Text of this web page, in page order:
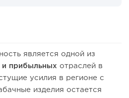
является одной из
и прибыльных отраслей в
усилия в регионе с
изделия остается